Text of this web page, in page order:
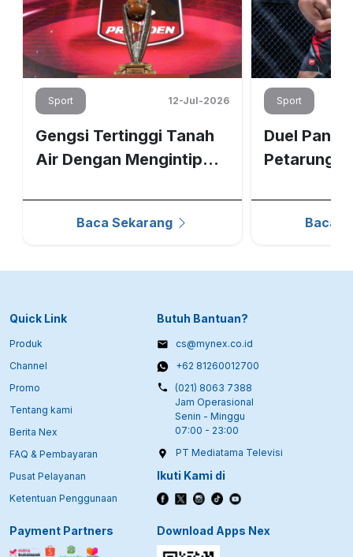
Sport 12-Jul-2026
Gengsi Tertinggi Tanah
Air Dengan Mengintip
Piala Presiden 2026 di
Baca Sekarang
Sport
Duel
Petarung
Nex
Baca
Quick Link
Produk
Channel
Promo
Tentang kami
Berita Nex
FAQ & Pembayaran
Pusat Pelayanan
Ketentuan Penggunaan
Butuh Bantuan?
cs@mynex.co.id
+62 81260012700
(021) 8063 7388
Jam Operasional
Senin - Minggu
07:00 - 23:00
PT Mediatama Televisi
Ikuti Kami di
Payment Partners Download Apps Nex